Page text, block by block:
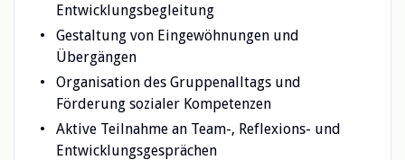
Entwicklungsbegleitung
Gestaltung von Eingewöhnungen und
Übergängen
Organisation des Gruppenalltags und
Förderung sozialer Kompetenzen
Aktive Teilnahme an Team-, Reflexions- und
Entwicklungsgesprächen